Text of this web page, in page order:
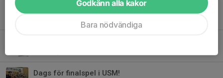
Uppstartsläger i Katrineholm 14-16 aug
Dags för finalspel i USM!
Godkänn alla kakor
Bara nödvändiga